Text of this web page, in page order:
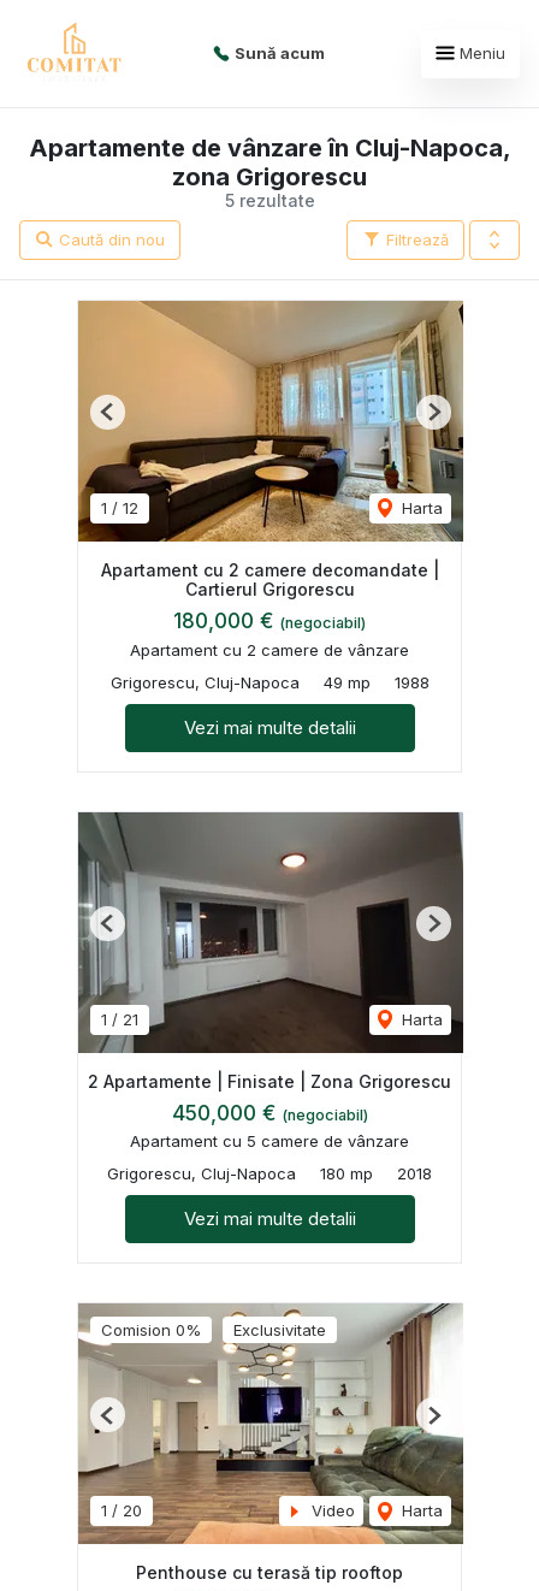
Sună acum Meniu
5 rezultate
Apartamente de vânzare în Cluj-Napoca,
zona Grigorescu
Filtrează
Caută din nou
1 / 12 Harta
Previous Next
Apartament cu 2 camere decomandate |
Cartierul Grigorescu
180,000 € (negociabil)
Apartament cu 2 camere de vânzare
Grigorescu, Cluj-Napoca
49 mp 1988
Vezi mai multe detalii
1 / 21 Harta
Previous Next
2 Apartamente | Finisate | Zona Grigorescu
450,000 € (negociabil)
Apartament cu 5 camere de vânzare
Grigorescu, Cluj-Napoca
180 mp 2018
Vezi mai multe detalii
Comision 0% Exclusivitate
1 / 20 Video Harta
Previous Next
Penthouse cu terasă tip rooftop